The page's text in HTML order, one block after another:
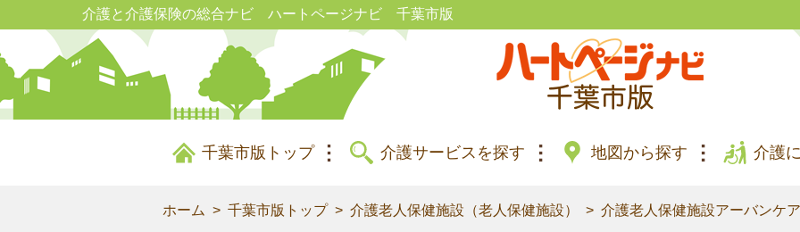
介護と介護保険の総合ナビ ハートページナビ 千葉市版
千葉市版トップ 介護サービスを探す 地図から探す 介護
ホーム 千葉市版トップ 介護老人保健施設（老人保健施設） 介護老人保健施設アーバンケ